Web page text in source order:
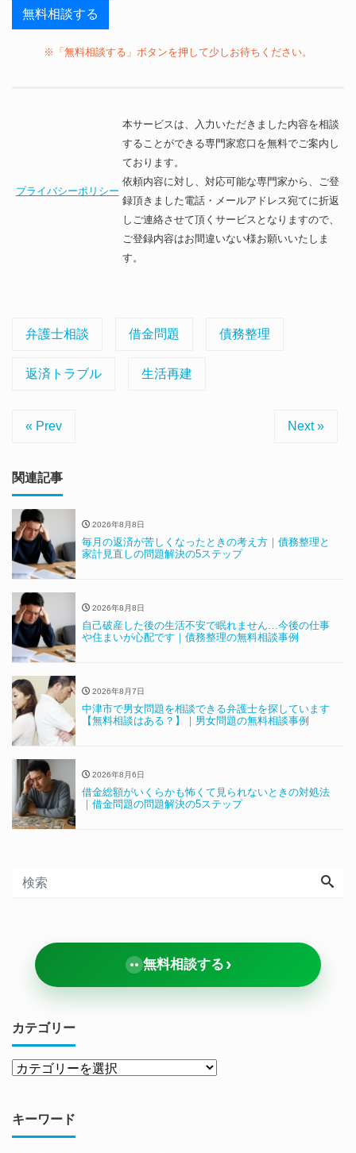
※「無料相談する」ボタンを押して少しお待ちください。
プライバシーポリシー
本サービスは、入力いただきました内容を相談
することができる専門家窓口を無料でご案内し
ております。
依頼内容に対し、対応可能な専門家から、ご登
録頂きました電話・メールアドレス宛てに折返
しご連絡させて頂くサービスとなりますので、
ご登録内容はお間違いない様お願いいたしま
す。
弁護士相談 借金問題 債務整理
返済トラブル 生活再建
« Prev Next »
関連記事
2026年8月8日
毎月の返済が苦しくなったときの考え方｜債務整理と
家計見直しの問題解決の5ステップ
2026年8月8日
自己破産した後の生活不安で眠れません…今後の仕事
や住まいが心配です｜債務整理の無料相談事例
2026年8月7日
中津市で男女問題を相談できる弁護士を探しています
【無料相談はある？】｜男女問題の無料相談事例
2026年8月6日
借金総額がいくらかも怖くて見られないときの対処法
｜借金問題の問題解決の5ステップ
無料相談する ›
カテゴリー
キーワード